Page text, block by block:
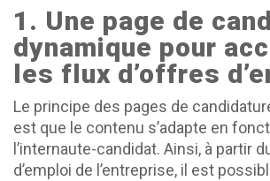
1. Une page de
dynamique pour
les flux d’offres
Le principe des pages de
est que le contenu s’adapte en
l’internaute-candidat. Ainsi, à partir
d’emploi de l’entreprise, il est